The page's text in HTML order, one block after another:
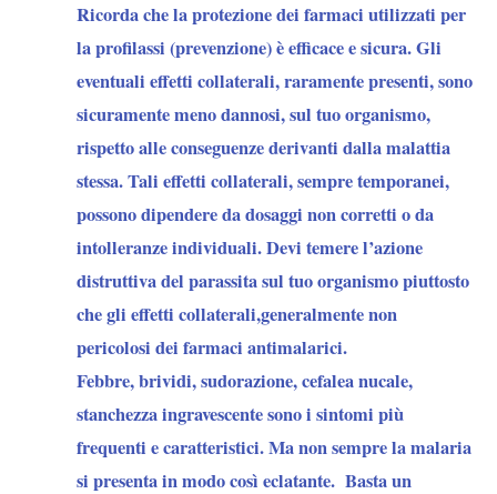
Ricorda che la protezione dei farmaci utilizzati per
la profilassi (prevenzione) è efficace e sicura. Gli
eventuali effetti collaterali, raramente presenti, sono
sicuramente meno dannosi, sul tuo organismo,
rispetto alle conseguenze derivanti dalla malattia
stessa. Tali effetti collaterali, sempre temporanei,
possono dipendere da dosaggi non corretti o da
intolleranze individuali. Devi temere l’azione
distruttiva del parassita sul tuo organismo piuttosto
che gli effetti collaterali,generalmente non
pericolosi dei farmaci antimalarici.
Febbre, brividi, sudorazione, cefalea nucale,
stanchezza ingravescente sono i sintomi più
frequenti e caratteristici. Ma non sempre la malaria
si presenta in modo così eclatante. Basta un